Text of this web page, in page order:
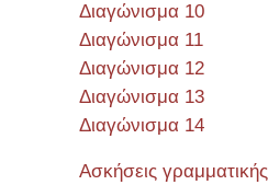
Διαγώνισμα 10
Διαγώνισμα 11
Διαγώνισμα 12
Διαγώνισμα 13
Διαγώνισμα 14
Ασκήσεις γραμματικής